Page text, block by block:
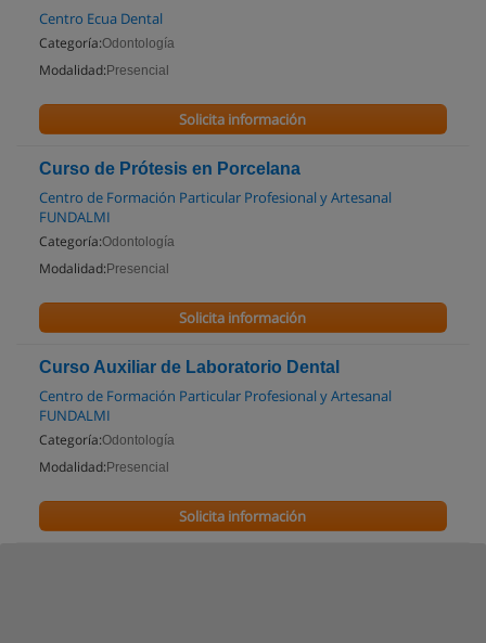
Centro Ecua Dental
Categoría:Odontología
Modalidad: Presencial
Solicita información
Curso de Prótesis en Porcelana
Centro de Formación Particular Profesional y Artesanal
FUNDALMI
Categoría:Odontología
Modalidad: Presencial
Solicita información
Curso Auxiliar de Laboratorio Dental
Centro de Formación Particular Profesional y Artesanal
FUNDALMI
Categoría:Odontología
Modalidad: Presencial
Solicita información